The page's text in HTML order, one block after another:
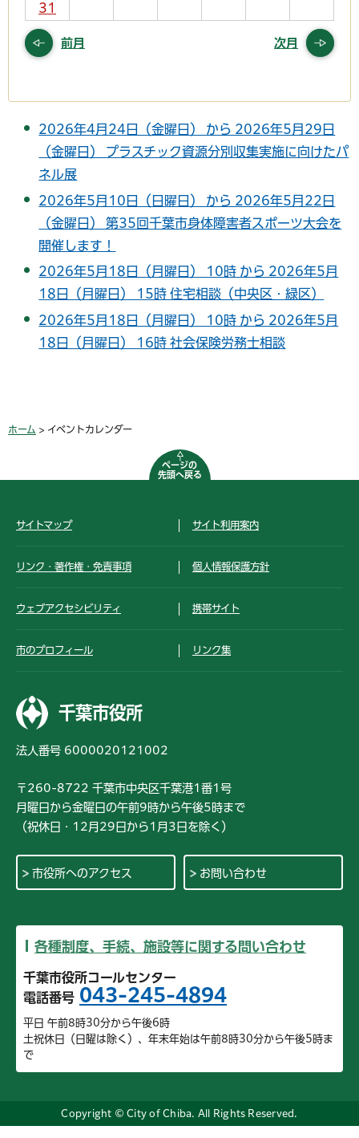
31
前月 次月
2026年4月24日（金曜日） から 2026年5月29日
（金曜日） プラスチック資源分別収集実施に向けたパ
ネル展
2026年5月10日（日曜日） から 2026年5月22日
（金曜日） 第35回千葉市身体障害者スポーツ大会を
開催します！
2026年5月18日（月曜日） 10時 から 2026年5月
18日（月曜日） 15時 住宅相談（中央区・緑区）
2026年5月18日（月曜日） 10時 から 2026年5月
18日（月曜日） 16時 社会保険労務士相談
ホーム > イベントカレンダー
ページの
先頭へ戻る
サイトマップ サイト利用案内
リンク・著作権・免責事項 個人情報保護方針
ウェブアクセシビリティ 携帯サイト
市のプロフィール リンク集
千葉市役所
法人番号 6000020121002
〒260-8722 千葉市中央区千葉港1番1号
月曜日から金曜日の午前9時から午後5時まで
（祝休日・12月29日から1月3日を除く）
市役所へのアクセス お問い合わせ
各種制度、手続、施設等に関する問い合わせ
千葉市役所コールセンター
電話番号 043-245-4894
平日 午前8時30分から午後6時
土祝休日（日曜は除く）、年末年始は午前8時30分から午後5時ま
で
Copyright © City of Chiba. All Rights Reserved.